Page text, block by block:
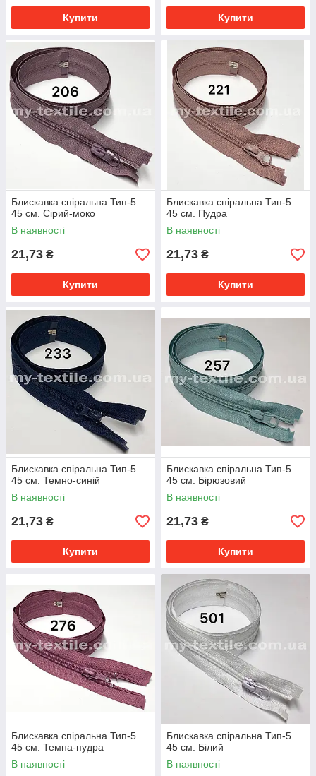
Купити Купити
Блискавка спіральна Тип-5
45 см. Сірий-моко
В наявності
21,73 ₴
Купити
Блискавка спіральна Тип-5
45 см. Пудра
В наявності
21,73 ₴
Купити
Блискавка спіральна Тип-5
45 см. Темно-синій
В наявності
21,73 ₴
Купити
Блискавка спіральна Тип-5
45 см. Бірюзовий
В наявності
21,73 ₴
Купити
Блискавка спіральна Тип-5
45 см. Темна-пудра
В наявності
Блискавка спіральна Тип-5
45 см. Білий
В наявності